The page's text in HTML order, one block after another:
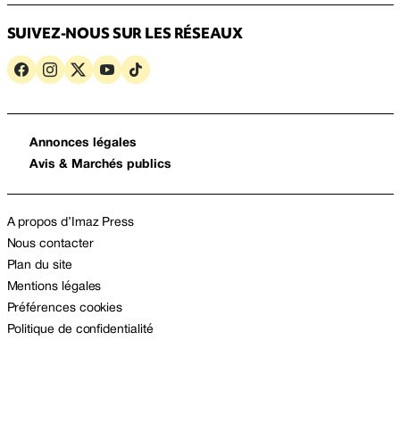
SUIVEZ-NOUS SUR LES RÉSEAUX
Annonces légales
Avis & Marchés publics
A propos d’Imaz Press
Nous contacter
Plan du site
Mentions légales
Préférences cookies
Politique de confidentialité